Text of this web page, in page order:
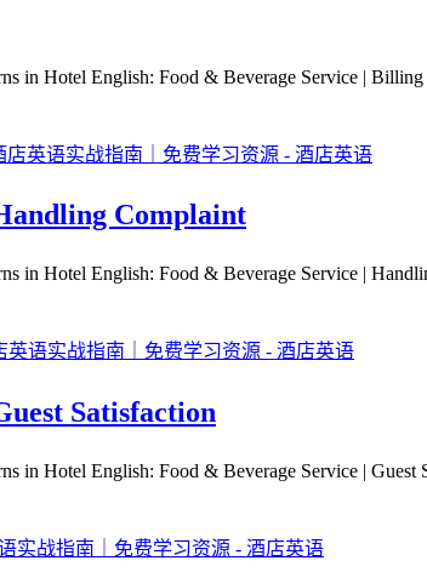
Hotel English: Food & Beverage Service |
Complaint
Hotel English: Food & Beverage Service |
Satisfaction
Hotel English: Food & Beverage Service | Guest